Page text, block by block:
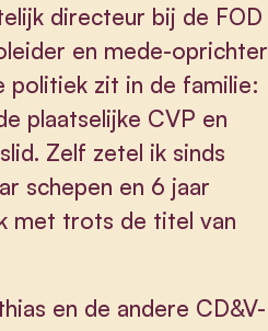
directeur bij de FOD
en mede-oprichter
politiek zit in de familie:
plaatselijke CVP en
Zelf zetel ik sinds
schepen en 6 jaar
met trots de titel van
en de andere CD&V-